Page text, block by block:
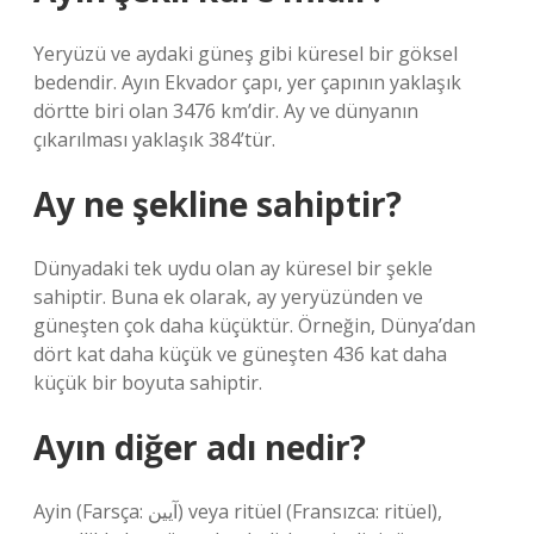
Yeryüzü ve aydaki güneş gibi küresel bir göksel
bedendir. Ayın Ekvador çapı, yer çapının yaklaşık
dörtte biri olan 3476 km’dir. Ay ve dünyanın
çıkarılması yaklaşık 384’tür.
Ay ne şekline sahiptir?
Dünyadaki tek uydu olan ay küresel bir şekle
sahiptir. Buna ek olarak, ay yeryüzünden ve
güneşten çok daha küçüktür. Örneğin, Dünya’dan
dört kat daha küçük ve güneşten 436 kat daha
küçük bir boyuta sahiptir.
Ayın diğer adı nedir?
Ayin (Farsça: آیین) veya ritüel (Fransızca: ritüel),